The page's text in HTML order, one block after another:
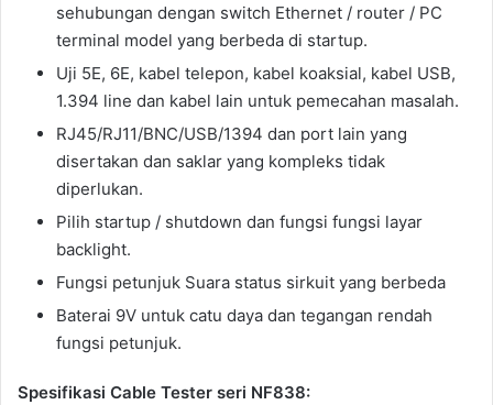
sehubungan dengan switch Ethernet / router / PC
terminal model yang berbeda di startup.
Uji 5E, 6E, kabel telepon, kabel koaksial, kabel USB,
1.394 line dan kabel lain untuk pemecahan masalah.
RJ45/RJ11/BNC/USB/1394 dan port lain yang
disertakan dan saklar yang kompleks tidak
diperlukan.
Pilih startup / shutdown dan fungsi fungsi layar
backlight.
Fungsi petunjuk Suara status sirkuit yang berbeda
Baterai 9V untuk catu daya dan tegangan rendah
fungsi petunjuk.
Spesifikasi Cable Tester seri NF838: